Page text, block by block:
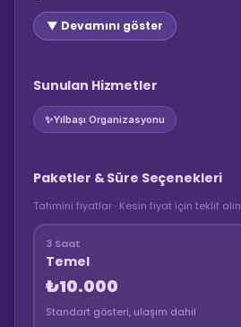
▼ Devamını göster
Sunulan Hizmetler
✨Yılbaşı Organizasyonu
Paketler & Süre Seçenekleri
Tahmini fiyatlar · Kesin fiyat için teklif alın
3 Saat
Temel
₺10.000
Standart gösteri, ulaşım dahil